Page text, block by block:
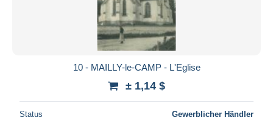
10 - MAILLY-le-CAMP - L'Eglise
± 1,14 $
Status Gewerblicher Händler